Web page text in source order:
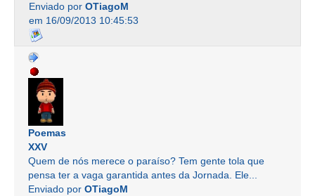
Enviado por OTiagoM
em 16/09/2013 10:45:53
Poemas
XXV
Quem de nós merece o paraíso? Tem gente tola que
pensa ter a vaga garantida antes da Jornada. Ele...
Enviado por OTiagoM